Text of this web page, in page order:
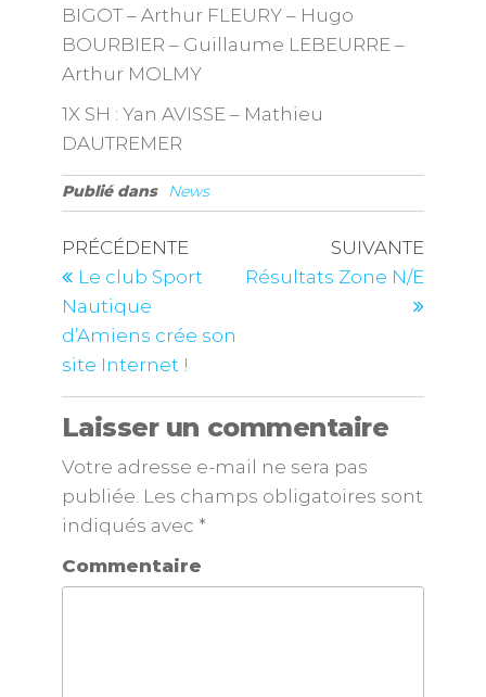
BIGOT – Arthur FLEURY – Hugo
BOURBIER – Guillaume LEBEURRE –
Arthur MOLMY
1X SH : Yan AVISSE – Mathieu
DAUTREMER
Publié dans News
PRÉCÉDENTE
Le club Sport
Nautique
d’Amiens crée son
site Internet !
SUIVANTE
Résultats Zone N/E
Laisser un commentaire
Votre adresse e-mail ne sera pas
publiée. Les champs obligatoires sont
indiqués avec *
Commentaire